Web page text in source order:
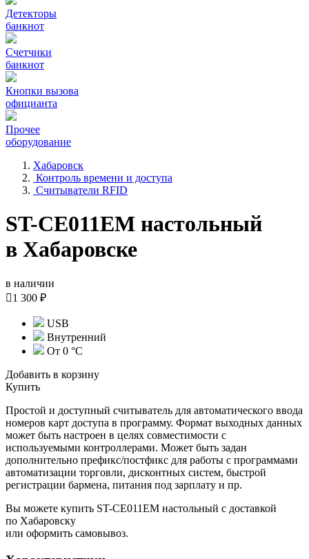
Детекторы
банкнот
Счетчики
банкнот
Кнопки вызова
официанта
Прочее
оборудование
Хабаровск
Контроль времени и доступа
Считыватели RFID
ST-CE011EM настольный
в Хабаровске
в наличии
1 300 ₽
USB
Внутренний
От 0 °С
Добавить в корзину
Купить
Простой и доступный считыватель для автоматического ввода
номеров карт доступа в программу. Формат выходных данных
может быть настроен в целях совместимости с
используемыми контроллерами. Может быть задан
дополнительно префикс/постфикс для работы с программами
автоматизации торговли, дисконтных систем, быстрой
регистрации бармена, питания под зарплату и пр.
Вы можете купить ST-CE011EM настольный с доставкой
по Хабаровску
или оформить самовывоз.